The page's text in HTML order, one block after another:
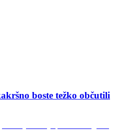
boste težko občutili